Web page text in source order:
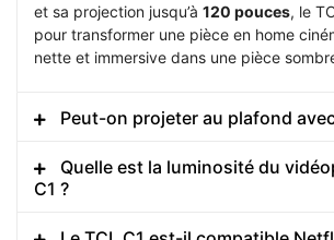
et sa projection jusqu’à 120 pouces, le
pour transformer une pièce en home
nette et immersive dans une pièce
Peut-on projeter au plafond
Quelle est la luminosité du
C1 ?